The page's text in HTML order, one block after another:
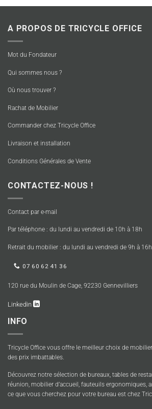
A PROPOS DE TRICYCLE OFFICE
Mot du Fondateur
Qui sommes nous ?
Où nous trouver ?
Rachat de Mobilier
Commander chez Tricycle Office
Livraison et installation
Conditions Générales de Vente
CONTACTEZ-NOUS !
Contact par e-mail
Par téléphone : du lundi au vendredi de 10h à 18h
Retrait du mobilier : du lundi au vendredi de 9h à 16h
07 60 62 41 36
120 rue du Moulin de Cage, 92230 Gennevilliers
Linkedin
INFO
Tricycle Office vous offre le meilleur choix de
des prix imbattables.
Découvrez notre sélection de bureaux, tables de
réunion, mobilier d’accueil, fauteuils ergonomiques,
ce que vous cherchez pour votre bureau est chez